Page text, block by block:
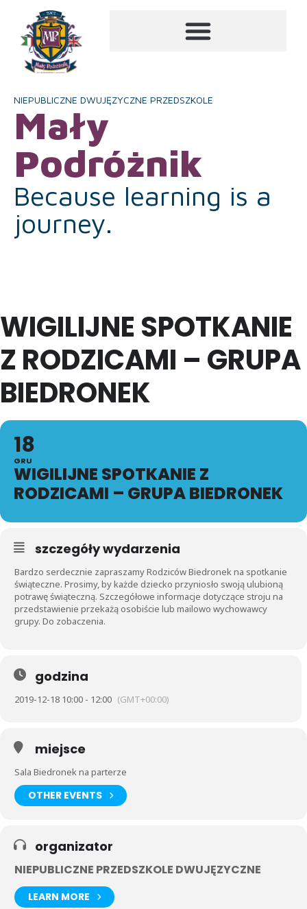
NIEPUBLICZNE DWUJĘZYCZNE PRZEDSZKOLE
Mały
Podróżnik
Because learning is a
journey.
WIGILIJNE SPOTKANIE
Z RODZICAMI – GRUPA
BIEDRONEK
18
GRU
WIGILIJNE SPOTKANIE Z
RODZICAMI – GRUPA BIEDRONEK
szczegóły wydarzenia
Bardzo serdecznie zapraszamy Rodziców Biedronek na spotkanie
świąteczne. Prosimy, by każde dziecko przyniosło swoją ulubioną
potrawę świąteczną. Szczegółowe informacje dotyczące stroju na
przedstawienie przekażą osobiście lub mailowo wychowawcy
grupy. Do zobaczenia.
godzina
2019-12-18 10:00 - 12:00 (GMT+00:00)
miejsce
Sala Biedronek na parterze
OTHER EVENTS
organizator
NIEPUBLICZNE PRZEDSZKOLE DWUJĘZYCZNE
LEARN MORE